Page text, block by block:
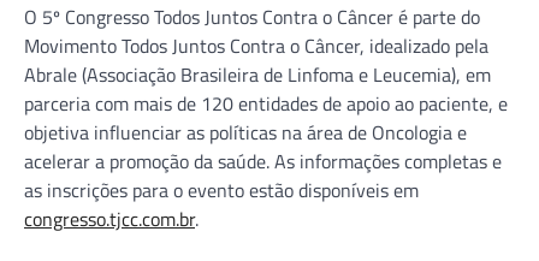
O 5º Congresso Todos Juntos Contra o Câncer é parte do
Movimento Todos Juntos Contra o Câncer, idealizado pela
Abrale (Associação Brasileira de Linfoma e Leucemia), em
parceria com mais de 120 entidades de apoio ao paciente, e
objetiva influenciar as políticas na área de Oncologia e
acelerar a promoção da saúde. As informações completas e
as inscrições para o evento estão disponíveis em
congresso.tjcc.com.br.